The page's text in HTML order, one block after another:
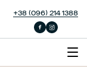
+38 (096) 214 1388